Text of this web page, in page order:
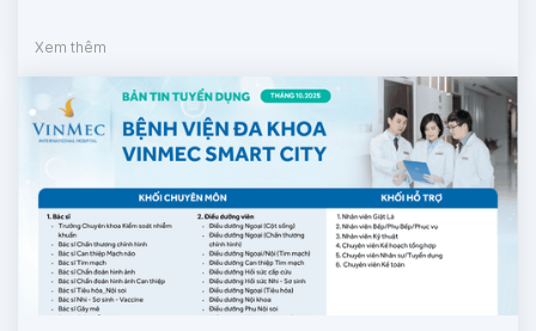
Xem thêm